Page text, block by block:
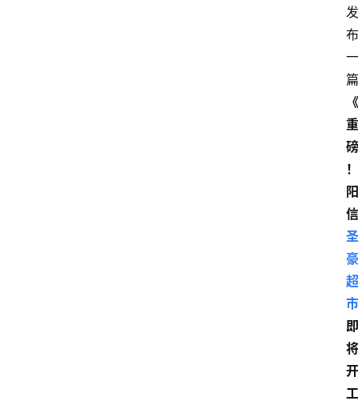
发
布
一
篇
《
重
磅
！
阳
信
圣
豪
超
市
即
将
开
工